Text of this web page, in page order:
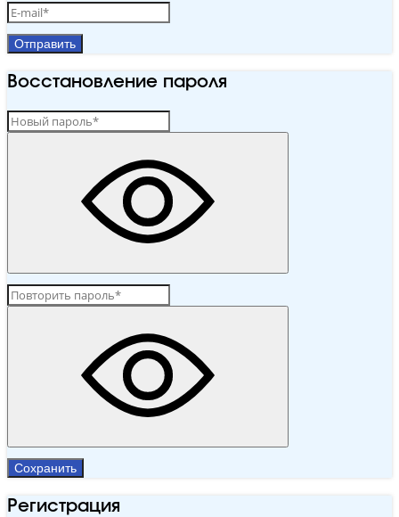
Отправить
Восстановление пароля
Сохранить
Регистрация